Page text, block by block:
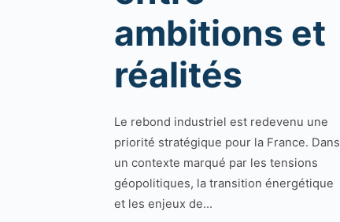
ambitions et
réalités
Le rebond industriel est redevenu une
priorité stratégique pour la France. Dans
un contexte marqué par les tensions
géopolitiques, la transition énergétique
et les enjeux de...